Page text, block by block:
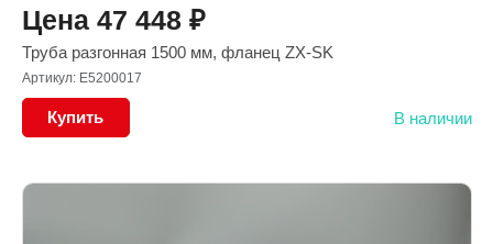
Цена 47 448 ₽
Труба разгонная 1500 мм, фланец ZX-SK
Артикул: E5200017
Купить В наличии